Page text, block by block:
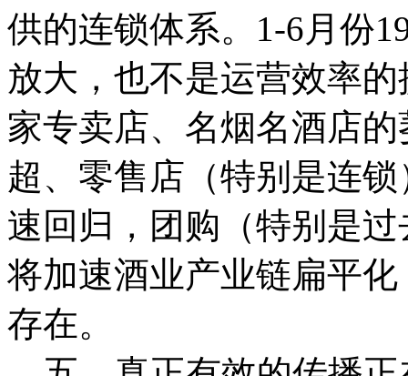
供的连锁体系。1-6月份
放大，也不是运营效率
家专卖店、名烟名酒店
超、零售店（特别是连
速回归，团购（特别是
将加速酒业产业链扁平
存在。